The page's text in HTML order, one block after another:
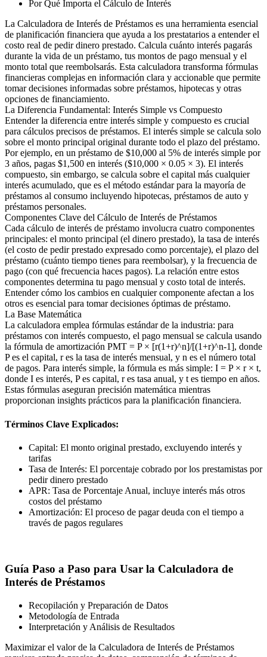
Por Qué Importa el Cálculo de Interés
La Calculadora de Interés de Préstamos es una herramienta esencial
de planificación financiera que ayuda a los prestatarios a entender el
costo real de pedir dinero prestado. Calcula cuánto interés pagarás
durante la vida de un préstamo, tus montos de pago mensual y el
monto total que reembolsarás. Esta calculadora transforma fórmulas
financieras complejas en información clara y accionable que permite
tomar decisiones informadas sobre préstamos, hipotecas y otras
opciones de financiamiento.
La Diferencia Fundamental: Interés Simple vs Compuesto
Entender la diferencia entre interés simple y compuesto es crucial
para cálculos precisos de préstamos. El interés simple se calcula solo
sobre el monto principal original durante todo el plazo del préstamo.
Por ejemplo, en un préstamo de $10,000 al 5% de interés simple por
3 años, pagas $1,500 en interés ($10,000 × 0.05 × 3). El interés
compuesto, sin embargo, se calcula sobre el capital más cualquier
interés acumulado, que es el método estándar para la mayoría de
préstamos al consumo incluyendo hipotecas, préstamos de auto y
préstamos personales.
Componentes Clave del Cálculo de Interés de Préstamos
Cada cálculo de interés de préstamo involucra cuatro componentes
principales: el monto principal (el dinero prestado), la tasa de interés
(el costo de pedir prestado expresado como porcentaje), el plazo del
préstamo (cuánto tiempo tienes para reembolsar), y la frecuencia de
pago (con qué frecuencia haces pagos). La relación entre estos
componentes determina tu pago mensual y costo total de interés.
Entender cómo los cambios en cualquier componente afectan a los
otros es esencial para tomar decisiones óptimas de préstamo.
La Base Matemática
La calculadora emplea fórmulas estándar de la industria: para
préstamos con interés compuesto, el pago mensual se calcula usando
la fórmula de amortización PMT = P × [r(1+r)^n]/[(1+r)^n-1], donde
P es el capital, r es la tasa de interés mensual, y n es el número total
de pagos. Para interés simple, la fórmula es más simple: I = P × r × t,
donde I es interés, P es capital, r es tasa anual, y t es tiempo en años.
Estas fórmulas aseguran precisión matemática mientras
proporcionan insights prácticos para la planificación financiera.
Términos Clave Explicados:
Capital: El monto original prestado, excluyendo interés y
tarifas
Tasa de Interés: El porcentaje cobrado por los prestamistas por
pedir dinero prestado
APR: Tasa de Porcentaje Anual, incluye interés más otros
costos del préstamo
Amortización: El proceso de pagar deuda con el tiempo a
través de pagos regulares
Guía Paso a Paso para Usar la Calculadora de
Interés de Préstamos
Recopilación y Preparación de Datos
Metodología de Entrada
Interpretación y Análisis de Resultados
Maximizar el valor de la Calculadora de Interés de Préstamos